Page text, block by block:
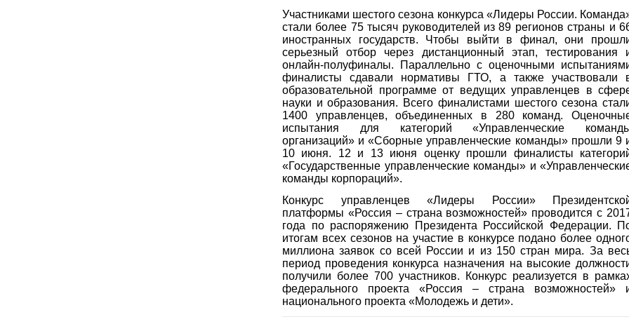
Участниками шестого сезона конкурса «Лидеры России.
стали более 75 тысяч руководителей из 89 регионов страны и
иностранных государств. Чтобы выйти в финал, они
серьезный отбор через дистанционный этап, тестирования
онлайн-полуфиналы. Параллельно с оценочными
финалисты сдавали нормативы ГТО, а также участвовали
образовательной программе от ведущих управленцев в
науки и образования. Всего финалистами шестого сезона
1400 управленцев, объединенных в 280 команд.
испытания для категорий «Управленческие
организаций» и «Сборные управленческие команды» прошли 9
10 июня. 12 и 13 июня оценку прошли финалисты
«Государственные управленческие команды» и
команды корпораций».
Конкурс управленцев «Лидеры России»
платформы «Россия – страна возможностей» проводится с
года по распоряжению Президента Российской Федерации.
итогам всех сезонов на участие в конкурсе подано более
миллиона заявок со всей России и из 150 стран мира. За
период проведения конкурса назначения на высокие
получили более 700 участников. Конкурс реализуется в
федерального проекта «Россия – страна возможностей»
национального проекта «Молодежь и дети».